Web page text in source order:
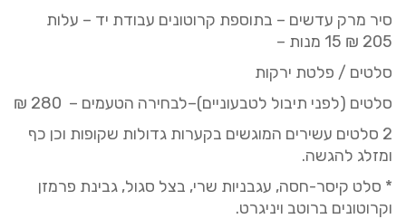
סיר מרק עדשים – בתוספת קרוטונים עבודת יד – עלות
205
₪
15 מנות –
סלטים / פלטת ירקות
סלטים (לפני תיבול לטבעוניים)–לבחירה הטעמים – 280
₪
2 סלטים עשירים המוגשים בקערות גדולות שקופות וכן כף
ומזלג להגשה.
* סלט קיסר-חסה, עגבניות שרי, בצל סגול, גבינת פרמזן
וקרוטונים ברוטב ויניגרט.